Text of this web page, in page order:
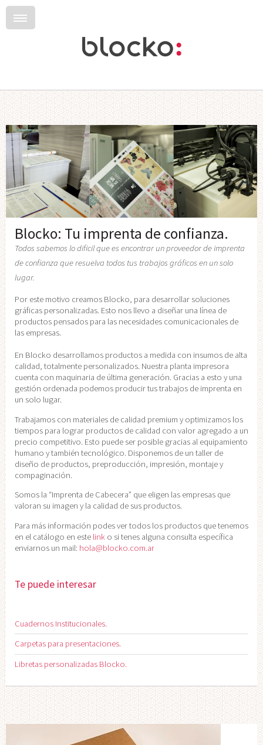
Blocko: Tu imprenta de confianza.
Todos sabemos lo dificil que es encontrar un proveedor de imprenta
de confianza que resuelva todos tus trabajos gráficos en un solo
lugar.
Por este motivo creamos Blocko, para desarrollar soluciones
gráficas personalizadas. Esto nos llevo a diseñar una línea de
productos pensados para las necesidades comunicacionales de
las empresas.
En Blocko desarrollamos productos a medida con insumos de alta
calidad, totalmente personalizados. Nuestra planta impresora
cuenta con maquinaria de última generación. Gracias a esto y una
gestión ordenada podemos producir tus trabajos de imprenta en
un solo lugar.
Trabajamos con materiales de calidad premium y optimizamos los
tiempos para lograr productos de calidad con valor agregado a un
precio competitivo. Esto puede ser posible gracias al equipamiento
humano y también tecnológico. Disponemos de un taller de
diseño de productos, preproducción, impresión, montaje y
compaginación.
Somos la “Imprenta de Cabecera” que eligen las empresas que
valoran su imagen y la calidad de sus productos.
Para más información podes ver todos los productos que tenemos
en el catálogo en este link o si tenes alguna consulta específica
enviarnos un mail: hola@blocko.com.ar
Te puede interesar
Cuadernos Institucionales.
Carpetas para presentaciones.
Libretas personalizadas Blocko.